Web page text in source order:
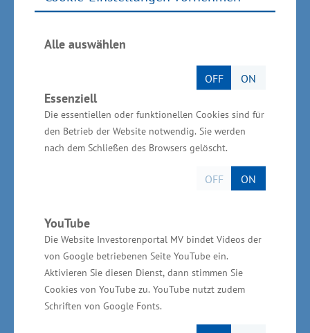
Alle auswählen
OFF ON
Essenziell
Die essentiellen oder funktionellen Cookies sind für
den Betrieb der Website notwendig. Sie werden
nach dem Schließen des Browsers gelöscht.
OFF ON
YouTube
Die Website Investorenportal MV bindet Videos der
von Google betriebenen Seite YouTube ein.
Aktivieren Sie diesen Dienst, dann stimmen Sie
Cookies von YouTube zu. YouTube nutzt zudem
Schriften von Google Fonts.
zur Kreuzschifffahrt vor dem Hintergrund der
Werftenindustrie und Häfen samt
Wertschöpfungsketten sichtbar macht. Dabei
soll der Fokus auf einer nachhaltigen
Entwicklung in den drei Dimensionen
Ökonomie, Ökologie und Soziales liegen. Das
betrifft unter anderem die Förderung regionaler
Wirtschaftskreisläufe wie etwa Ausflüge von
die Entwicklung und den Einsatz
umweltschonender Antriebe sowie die
Versorgung der Schiffe mit Landstrom und die
Einbeziehung der Bevölkerung vor Ort. Tobias
Woitendorf, Geschäftsführer des